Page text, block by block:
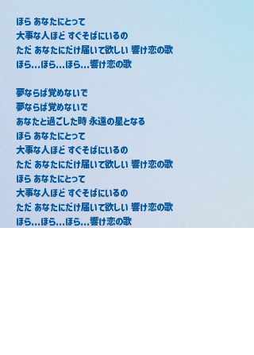
ほら あなたにとって
大事な人ほど すぐそばにいるの
ただ あなたにだけ届いて欲しい 響け恋の歌
ほら...ほら...ほら...響け恋の歌
夢ならば覚めないで
夢ならば覚めないで
あなたと過ごした時 永遠の星となる
ほら あなたにとって
大事な人ほど すぐそばにいるの
ただ あなたにだけ届いて欲しい 響け恋の歌
ほら あなたにとって
大事な人ほど すぐそばにいるの
ただ あなたにだけ届いて欲しい 響け恋の歌
ほら...ほら...ほら...響け恋の歌